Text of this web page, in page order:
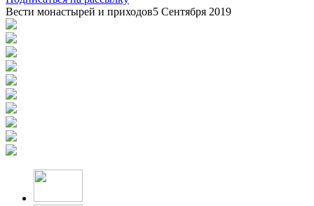
Вести монастырей и приходов5 Сентября 2019